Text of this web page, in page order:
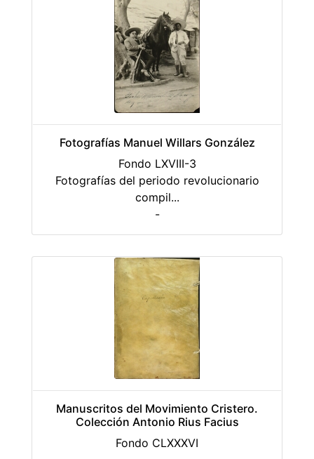
Fotografías Manuel Willars González
Fondo LXVIII-3
Fotografías del periodo revolucionario
compil...
-
Manuscritos del Movimiento Cristero.
Colección Antonio Rius Facius
Fondo CLXXXVI